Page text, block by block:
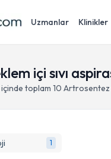
Uzmanlar Klinikler
içi sıvı
içinde toplam 10 Artrosentez
1